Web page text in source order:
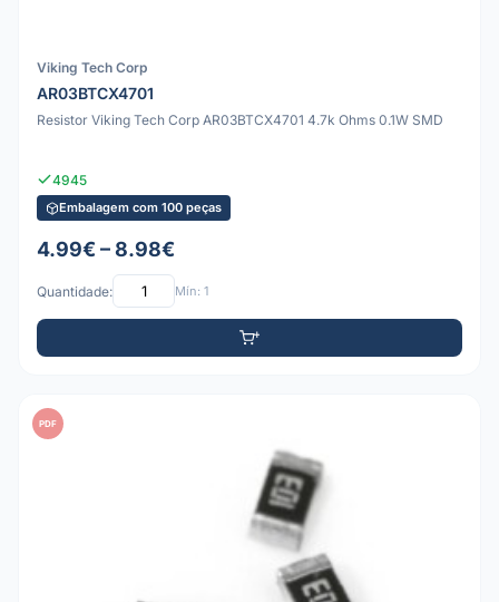
Viking Tech Corp
AR03BTCX4701
Resistor Viking Tech Corp AR03BTCX4701 4.7k Ohms 0.1W SMD
4945
Embalagem com 100 peças
4.99€ – 8.98€
Quantidade: Mín: 1
PDF